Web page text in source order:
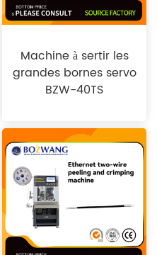
Machine à sertir les
grandes bornes servo
BZW-40TS